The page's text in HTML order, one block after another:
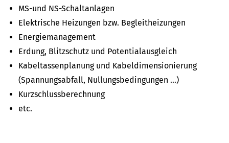
MS-und NS-Schaltanlagen
Elektrische Heizungen bzw. Begleitheizungen
Energiemanagement
Erdung, Blitzschutz und Potentialausgleich
Kabeltassenplanung und Kabeldimensionierung
(Spannungsabfall, Nullungsbedingungen …)
Kurzschlussberechnung
etc.